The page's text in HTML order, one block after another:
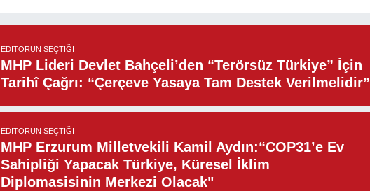
EDITÖRÜN SEÇTIĞI
MHP Lideri Devlet Bahçeli’den “Terörsüz Türkiye” İçin
Tarihî Çağrı: “Çerçeve Yasaya Tam Destek Verilmelidir”
EDITÖRÜN SEÇTIĞI
MHP Erzurum Milletvekili Kamil Aydın:“COP31’e Ev
Sahipliği Yapacak Türkiye, Küresel İklim
Diplomasisinin Merkezi Olacak"